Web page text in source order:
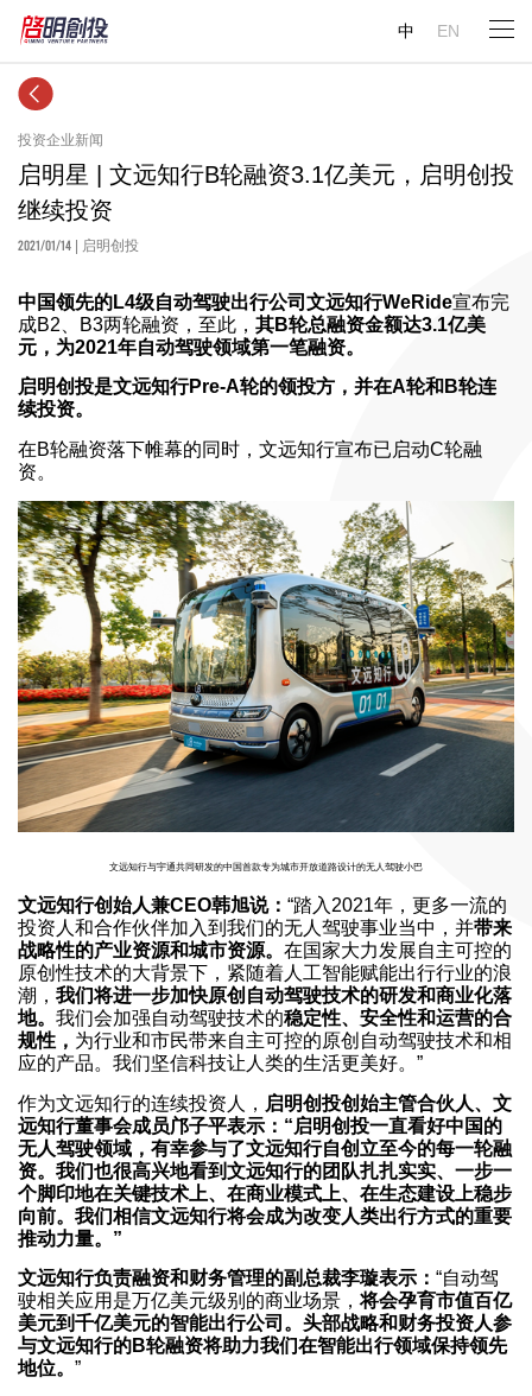
中 EN
投资企业新闻
启明星 | 文远知行B轮融资3.1亿美元，启明创投
继续投资
2021/01/14 | 启明创投
中国领先的L4级自动驾驶出行公司文远知行WeRide宣布完
成B2、B3两轮融资，至此， 其B轮总融资金额达3.1亿美
元，为2021年自动驾驶领域第一笔融资。
启明创投是文远知行Pre-A轮的领投方，并在A轮和B轮连
续投资。
在B轮融资落下帷幕的同时，文远知行宣布已启动C轮融
资。
文远知行与宇通共同研发的中国首款专为城市开放道路设计的无人驾驶小巴
文远知行创始人兼CEO韩旭说： “踏入2021年，更多一流的
投资人和合作伙伴加入到我们的无人驾驶事业当中，并带来
战略性的产业资源和城市资源。 在国家大力发展自主可控的
原创性技术的大背景下，紧随着人工智能赋能出行行业的浪
潮， 我们将进一步加快原创自动驾驶技术的研发和商业化落
地。 我们会加强自动驾驶技术的稳定性、安全性和运营的合
规性， 为行业和市民带来自主可控的原创自动驾驶技术和相
应的产品。我们坚信科技让人类的生活更美好。”
作为文远知行的连续投资人， 启明创投创始主管合伙人、文
远知行董事会成员邝子平表示：“启明创投一直看好中国的
无人驾驶领域，有幸参与了文远知行自创立至今的每一轮融
资。我们也很高兴地看到文远知行的团队扎扎实实、一步一
个脚印地在关键技术上、在商业模式上、在生态建设上稳步
向前。我们相信文远知行将会成为改变人类出行方式的重要
推动力量。”
文远知行负责融资和财务管理的副总裁李璇表示： “自动驾
驶相关应用是万亿美元级别的商业场景，将会孕育市值百亿
美元到千亿美元的智能出行公司。头部战略和财务投资人参
与文远知行的B轮融资将助力我们在智能出行领域保持领先
地位。 ”